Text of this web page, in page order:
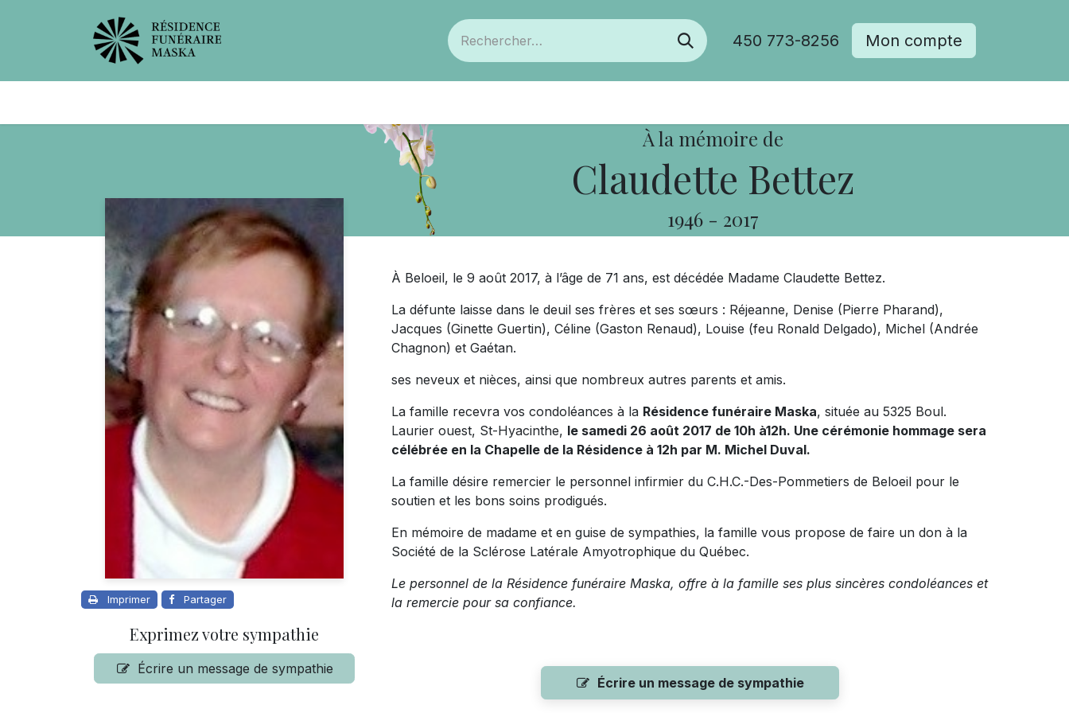
450 773-8256 Mon compte
À la mémoire de
Claudette Bettez
1946 - 2017
Imprimer Partager
Exprimez votre sympathie
Écrire un message de sympathie
À Beloeil, le 9 août 2017, à l’âge de 71 ans, est décédée Madame Claudette Bettez.
La défunte laisse dans le deuil ses frères et ses sœurs : Réjeanne, Denise (Pierre Pharand),
Jacques (Ginette Guertin), Céline (Gaston Renaud), Louise (feu Ronald Delgado), Michel (Andrée
Chagnon) et Gaétan.
ses neveux et nièces, ainsi que nombreux autres parents et amis.
La famille recevra vos condoléances à la Résidence funéraire Maska, située au 5325 Boul.
Laurier ouest, St-Hyacinthe, le samedi 26 août 2017 de 10h à12h. Une cérémonie hommage sera
célébrée en la Chapelle de la Résidence à 12h par M. Michel Duval.
La famille désire remercier le personnel infirmier du C.H.C.-Des-Pommetiers de Beloeil pour le
soutien et les bons soins prodigués.
En mémoire de madame et en guise de sympathies, la famille vous propose de faire un don à la
Société de la Sclérose Latérale Amyotrophique du Québec.
Le personnel de la Résidence funéraire Maska, offre à la famille ses plus sincères condoléances et
la remercie pour sa confiance.
Écrire un message de sympathie